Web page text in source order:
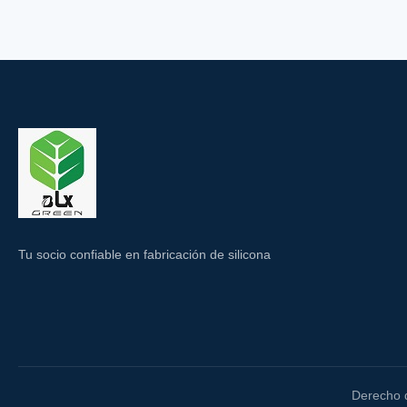
Tu socio confiable en fabricación de silicona
Derecho